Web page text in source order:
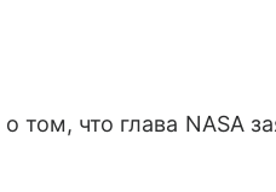
о том, что глава NASA